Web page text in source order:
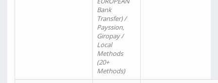
Bank
Transfer) /
Payssion,
Giropay /
Local
Methods
(20+
Methods)